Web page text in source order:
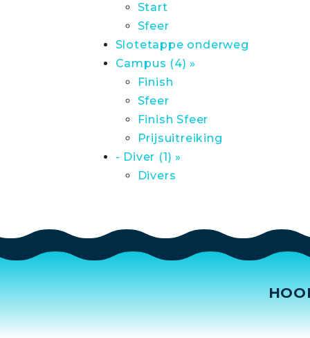
Start
Sfeer
Slotetappe onderweg
Campus (4) »
Finish
Sfeer
Finish Sfeer
Prijsuitreiking
- Diver (1) »
Divers